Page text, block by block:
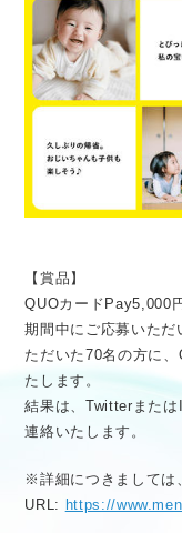
【賞品】
QUOカードPay5,000
期間中にご応募いた
ただいた70名の方に
たします。
結果は、Twitterまた
連絡いたします。
※詳細につきましては
URL: https://